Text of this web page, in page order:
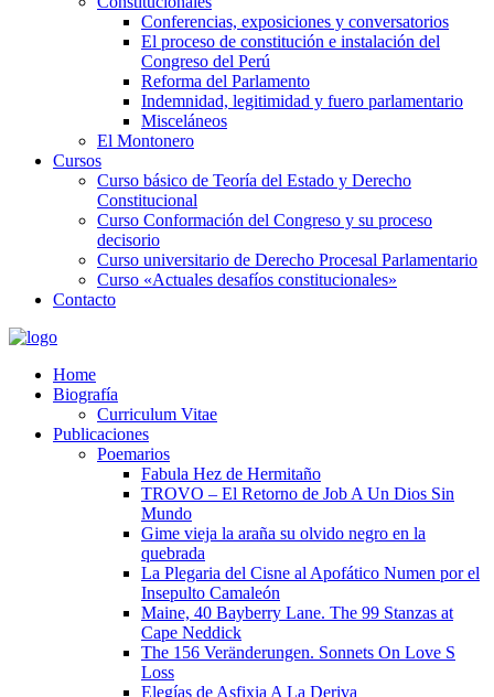
Conferencias, exposiciones y conversatorios
El proceso de constitución e instalación del
Congreso del Perú
Reforma del Parlamento
Indemnidad, legitimidad y fuero parlamentario
Misceláneos
El Montonero
Cursos
Curso básico de Teoría del Estado y Derecho
Constitucional
Curso Conformación del Congreso y su proceso
decisorio
Curso universitario de Derecho Procesal Parlamentario
Curso «Actuales desafíos constitucionales»
Contacto
Home
Biografía
Curriculum Vitae​
Publicaciones
Poemarios
Fabula Hez de Hermitaño
TROVO – El Retorno de Job A Un Dios Sin
Mundo
Gime vieja la araña su olvido negro en la
quebrada
La Plegaria del Cisne al Apofático Numen por el
Insepulto Camaleón
Maine, 40 Bayberry Lane. The 99 Stanzas at
Cape Neddick
The 156 Veränderungen. Sonnets On Love S
Loss
Elegías de Asfixia A La Deriva